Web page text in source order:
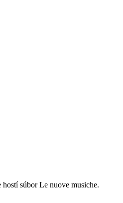
súbor Le nuove musiche.